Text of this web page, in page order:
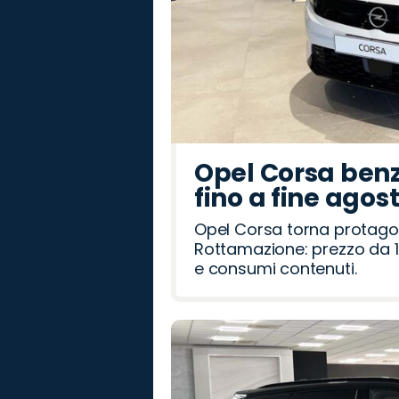
Opel Corsa
fino a fine
Opel Corsa torna
Rottamazione: prezzo da
e consumi contenuti.